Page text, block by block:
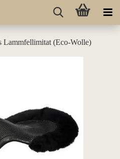
Lammfellimitat (Eco-Wolle)